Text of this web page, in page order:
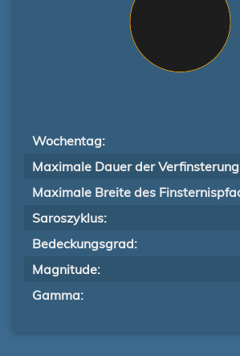
Wochentag:
Maximale Dauer der
Maximale Breite des
Saroszyklus:
Bedeckungsgrad:
Magnitude:
Gamma: